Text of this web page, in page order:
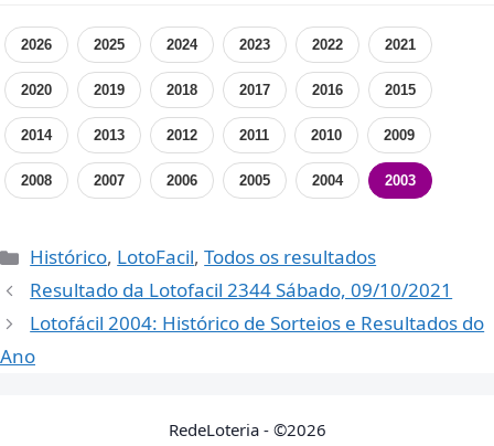
2026 2025 2024 2023 2022 2021
2020 2019 2018 2017 2016 2015
2014 2013 2012 2011 2010 2009
2008 2007 2006 2005 2004 2003
Categorias
Histórico, LotoFacil,Todos os resultados
Resultado da Lotofacil 2344 Sábado, 09/10/2021
Lotofácil 2004: Histórico de Sorteios e Resultados do
Ano
RedeLoteria - ©2026